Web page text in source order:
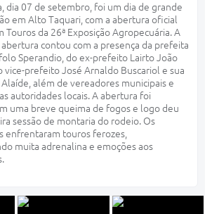
dia 07 de setembro, foi um dia de grande
em Alto Taquari, com a abertura oficial
Touros da 26ª Exposição Agropecuária. A
contou com a presença da prefeita
Sperandio, do ex-prefeito Lairto João
vice-prefeito José Arnaldo Buscariol e sua
além de vereadores municipais e
autoridades locais. A abertura foi
uma breve queima de fogos e logo deu
sessão de montaria do rodeio. Os
enfrentaram touros ferozes,
muita adrenalina e emoções aos